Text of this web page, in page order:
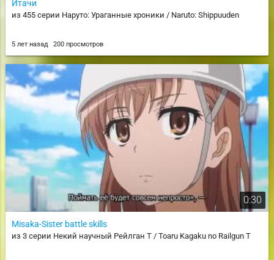
Итачи
из 455 серии Наруто: Ураганные хроники / Naruto: Shippuuden
5 лет назад 200 просмотров
0:30
Misaka-Sister battle skills
из 3 серии Некий научный Рейлган T / Toaru Kagaku no Railgun T